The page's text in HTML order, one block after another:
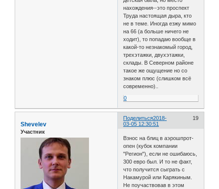
нахождения--это проспект
Труда настоящая дыра, кто
не в теме. Иногда езжу мимо
на 66 (а больше ничего не
ходит), то попадаю вообще в
какой-то незнакомый город,
трехэтажки, двухэтажки,
склады. В Северном районе
такое же ощущение но со
знаком плюс (слишком всё
современно)..
0
Поделиться 19
2018-
03-05 12:30:51
Shevelev
Участник
Взнос на блиц в аэрошпрот-
опен (кубок компании
"Регион"), если не ошибаюсь,
300 евро был. И то не факт,
что получится сыграть с
Накамурой или Карякиным.
Не поучаствовав в этом